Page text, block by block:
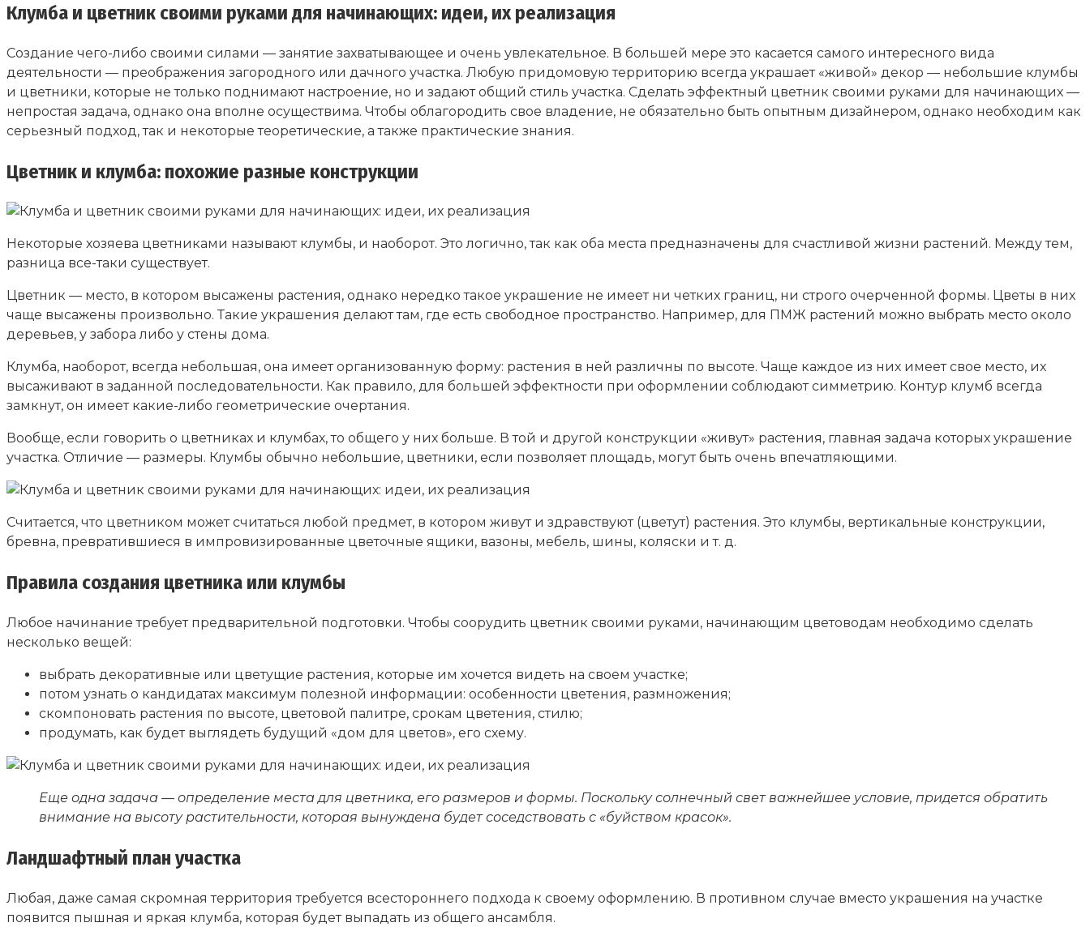
Клумба и цветник своими руками для начинающих: идеи, их реализация
Создание чего-либо своими силами — занятие захватывающее и очень увлекательное. В большей мере это касается самого интересного вида
деятельности — преображения загородного или дачного участка. Любую придомовую территорию всегда украшает «живой» декор — небольшие клумбы
и цветники, которые не только поднимают настроение, но и задают общий стиль участка. Сделать эффектный цветник своими руками для начинающих —
непростая задача, однако она вполне осуществима. Чтобы облагородить свое владение, не обязательно быть опытным дизайнером, однако необходим как
серьезный подход, так и некоторые теоретические, а также практические знания.
Цветник и клумба: похожие разные конструкции
Некоторые хозяева цветниками называют клумбы, и наоборот. Это логично, так как оба места предназначены для счастливой жизни растений. Между тем,
разница все-таки существует.
Цветник — место, в котором высажены растения, однако нередко такое украшение не имеет ни четких границ, ни строго очерченной формы. Цветы в них
чаще высажены произвольно. Такие украшения делают там, где есть свободное пространство. Например, для ПМЖ растений можно выбрать место около
деревьев, у забора либо у стены дома.
Клумба, наоборот, всегда небольшая, она имеет организованную форму: растения в ней различны по высоте. Чаще каждое из них имеет свое место, их
высаживают в заданной последовательности. Как правило, для большей эффектности при оформлении соблюдают симметрию. Контур клумб всегда
замкнут, он имеет какие-либо геометрические очертания.
Вообще, если говорить о цветниках и клумбах, то общего у них больше. В той и другой конструкции «живут» растения, главная задача которых украшение
участка. Отличие — размеры. Клумбы обычно небольшие, цветники, если позволяет площадь, могут быть очень впечатляющими.
Считается, что цветником может считаться любой предмет, в котором живут и здравствуют (цветут) растения. Это клумбы, вертикальные конструкции,
бревна, превратившиеся в импровизированные цветочные ящики, вазоны, мебель, шины, коляски и т. д.
Правила создания цветника или клумбы
Любое начинание требует предварительной подготовки. Чтобы соорудить цветник своими руками, начинающим цветоводам необходимо сделать
несколько вещей:
выбрать декоративные или цветущие растения, которые им хочется видеть на своем участке;
потом узнать о кандидатах максимум полезной информации: особенности цветения, размножения;
скомпоновать растения по высоте, цветовой палитре, срокам цветения, стилю;
продумать, как будет выглядеть будущий «дом для цветов», его схему.
Еще одна задача — определение места для цветника, его размеров и формы. Поскольку солнечный свет важнейшее условие, придется обратить
внимание на высоту растительности, которая вынуждена будет соседствовать с «буйством красок».
Ландшафтный план участка
Любая, даже самая скромная территория требуется всестороннего подхода к своему оформлению. В противном случае вместо украшения на участке
появится пышная и яркая клумба, которая будет выпадать из общего ансамбля.